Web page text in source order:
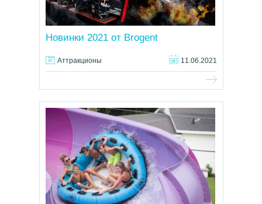
Новинки 2021 от Brogent
Аттракционы 11.06.2021